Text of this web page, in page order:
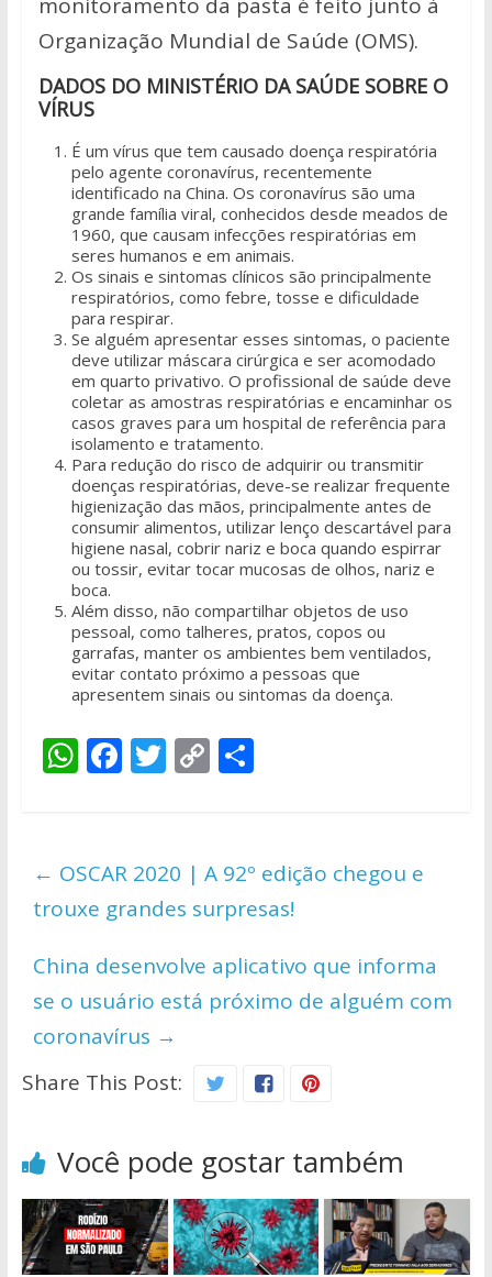
Organização Mundial de Saúde (OMS).
DADOS DO MINISTÉRIO DA SAÚDE SOBRE O
VÍRUS
É um vírus que tem causado doença respiratória
pelo agente coronavírus, recentemente
identificado na China. Os coronavírus são uma
grande família viral, conhecidos desde meados de
1960, que causam infecções respiratórias em
seres humanos e em animais.
Os sinais e sintomas clínicos são principalmente
respiratórios, como febre, tosse e dificuldade
para respirar.
Se alguém apresentar esses sintomas, o paciente
deve utilizar máscara cirúrgica e ser acomodado
em quarto privativo. O profissional de saúde deve
coletar as amostras respiratórias e encaminhar os
casos graves para um hospital de referência para
isolamento e tratamento.
Para redução do risco de adquirir ou transmitir
doenças respiratórias, deve-se realizar frequente
higienização das mãos, principalmente antes de
consumir alimentos, utilizar lenço descartável para
higiene nasal, cobrir nariz e boca quando espirrar
ou tossir, evitar tocar mucosas de olhos, nariz e
boca.
Além disso, não compartilhar objetos de uso
pessoal, como talheres, pratos, copos ou
garrafas, manter os ambientes bem ventilados,
evitar contato próximo a pessoas que
apresentem sinais ou sintomas da doença.
W
s
A
p
p
F
b
o
o
k
T
er
C
y
Li
n
k
S
e
← OSCAR 2020 | A 92º edição chegou e
trouxe grandes surpresas!
China desenvolve aplicativo que informa
se o usuário está próximo de alguém com
coronavírus →
Share This Post:
Você pode gostar também